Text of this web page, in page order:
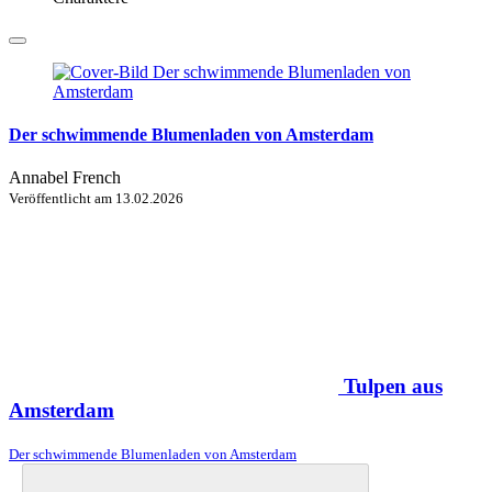
Der schwimmende Blumenladen von Amsterdam
Annabel French
Veröffentlicht am 13.02.2026
Tulpen aus
Amsterdam
Der schwimmende Blumenladen von Amsterdam